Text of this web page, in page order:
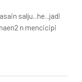
salju...he...jadi
n mencicipi